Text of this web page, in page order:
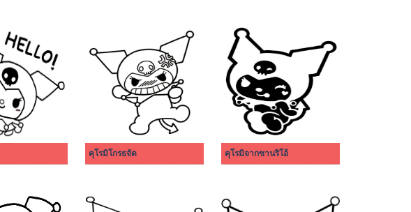
คุโรมิโกรธจัด คุโรมิจากซานริโอ้